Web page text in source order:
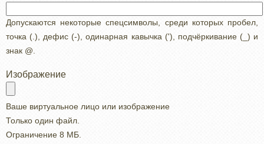
Допускаются некоторые спецсимволы, среди которых пробел,
точка (.), дефис (-), одинарная кавычка ('), подчёркивание (_) и
знак @.
Изображение
Ваше виртуальное лицо или изображение
Только один файл.
Ограничение 8 МБ.